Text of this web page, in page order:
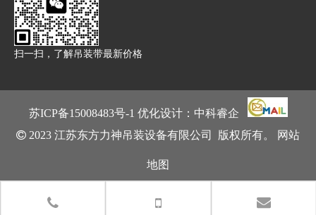
扫一扫，了解吊装带最新价格
苏ICP备15008483号-1 优化设计： 中科睿企
 2023 江苏东方力神吊装设备有限公司 版权所有。 网站
地图